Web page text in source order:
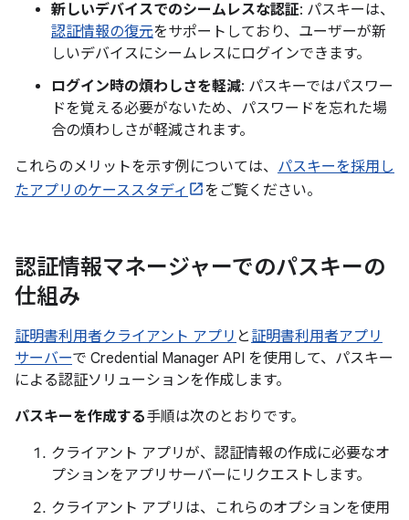
新しいデバイスでのシームレスな認証: パスキーは、
認証情報の復元をサポートしており、ユーザーが新
しいデバイスにシームレスにログインできます。
ログイン時の煩わしさを軽減: パスキーではパスワー
ドを覚える必要がないため、パスワードを忘れた場
合の煩わしさが軽減されます。
これらのメリットを示す例については、 パスキーを採用し
たアプリのケーススタディ
をご覧ください。
認証情報マネージャーでのパスキーの
仕組み
証明書利用者クライアント アプリ と 証明書利用者アプリ
サーバーで Credential Manager API を使用して、パスキー
による認証ソリューションを作成します。
パスキーを作成する手順は次のとおりです。
クライアント アプリが、認証情報の作成に必要なオ
プションをアプリサーバーにリクエストします。
クライアント アプリは、これらのオプションを使用